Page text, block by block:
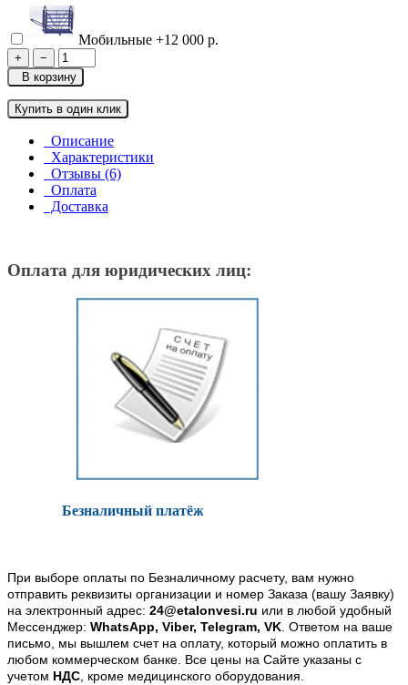
Мобильные +12 000 р.
+
−
В корзину
Купить в один клик
Описание
Характеристики
Отзывы (6)
Оплата
Доставка
Оплата для юридических лиц:
Безналичный платёж
При выборе оплаты по Безналичному расчету, вам нужно
отправить реквизиты организации и номер Заказа (вашу Заявку)
на электронный адрес: 24@etalonvesi.ru или в любой удобный
Мессенджер: WhatsApp, Viber, Telegram, VK. Ответом на ваше
письмо, мы вышлем счет на оплату, который можно оплатить в
любом коммерческом банке. Все цены на Сайте указаны с
учетом НДС, кроме медицинского оборудования.